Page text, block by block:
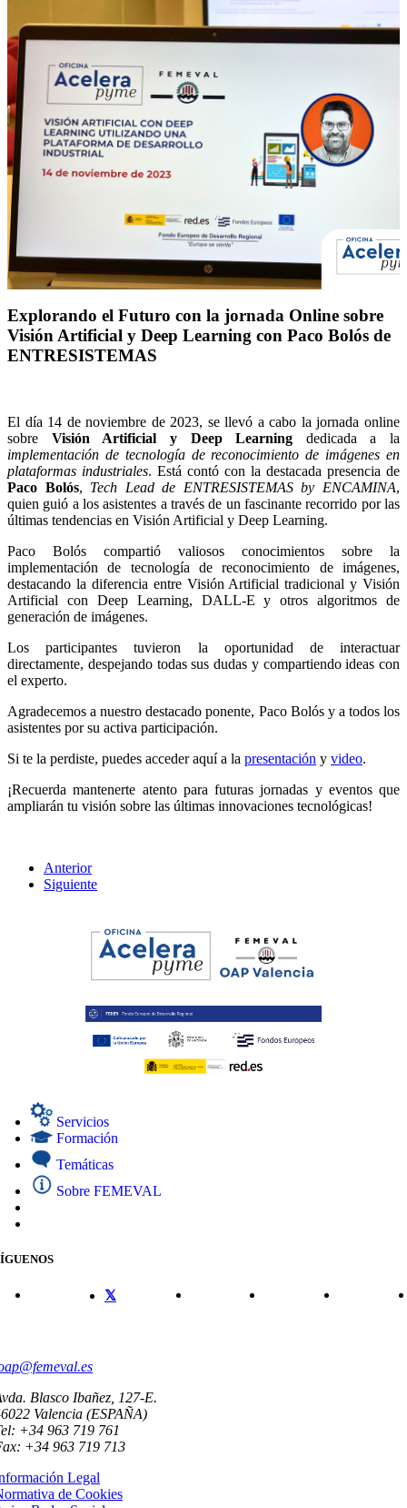
Explorando el Futuro con la jornada Online sobre
Visión Artificial y Deep Learning con Paco Bolós de
ENTRESISTEMAS
El día 14 de noviembre de 2023, se llevó a cabo la jornada online
sobre Visión Artificial y Deep Learning dedicada a la
implementación de tecnología de reconocimiento de imágenes en
plataformas industriales. Está contó con la destacada presencia de
Paco Bolós, Tech Lead de ENTRESISTEMAS by ENCAMINA,
quien guió a los asistentes a través de un fascinante recorrido por las
últimas tendencias en Visión Artificial y Deep Learning.
Paco Bolós compartió valiosos conocimientos sobre la
implementación de tecnología de reconocimiento de imágenes,
destacando la diferencia entre Visión Artificial tradicional y Visión
Artificial con Deep Learning, DALL-E y otros algoritmos de
generación de imágenes.
Los participantes tuvieron la oportunidad de interactuar
directamente, despejando todas sus dudas y compartiendo ideas con
el experto.
Agradecemos a nuestro destacado ponente, Paco Bolós y a todos los
asistentes por su activa participación.
Si te la perdiste, puedes acceder aquí a la presentación y video.
¡Recuerda mantenerte atento para futuras jornadas y eventos que
ampliarán tu visión sobre las últimas innovaciones tecnológicas!
Anterior
Siguiente
Servicios
Formación
Temáticas
Sobre FEMEVAL
Blasco Ibañez, 127-E.
Valencia (ESPAÑA)
+34 963 719 761
+34 963 719 713
Legal
de Cookies